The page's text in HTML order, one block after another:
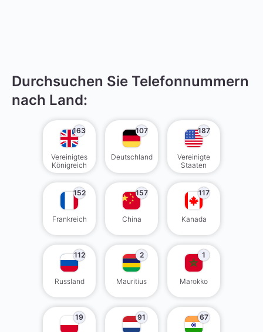
Durchsuchen Sie Telefonnummern
nach Land:
163
Vereinigtes
Königreich
107
Deutschland
187
Vereinigte
Staaten
152
Frankreich
157
China
117
Kanada
112
Russland
2
Mauritius
1
Marokko
19 91 67